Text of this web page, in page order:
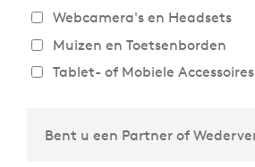
Webcamera's en Headsets
Muizen en Toetsenborden
Tablet- of Mobiele Accessoires